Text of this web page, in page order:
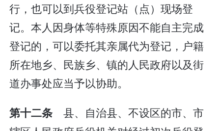
行，也可以到兵役登记站（点）现场登
记。本人因身体等特殊原因不能自主完成
登记的，可以委托其亲属代为登记，户籍
所在地乡、民族乡、镇的人民政府以及街
道办事处应当予以协助。
第十二条 县、自治县、不设区的市、市